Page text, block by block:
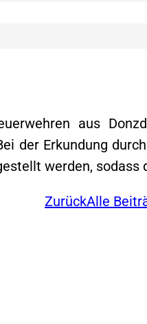
aus
der Erkundung
werden,
ZurückAlle